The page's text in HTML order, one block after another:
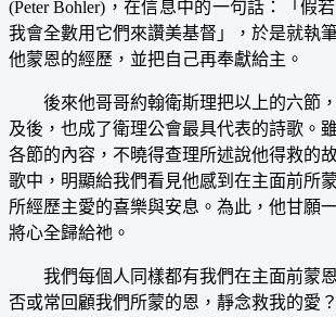
(Peter Bohler)，在信息中的一句話：「假
我會全數用它們來讚美基督」，於是就執
他蒙恩的經歷，並把自己再奉獻給主。
後來他哥哥約翰衛斯理把以上的六節，
及後，也成了衛理公會最具代表的詩歌。
各節的內容，不曉得查理所述說他得救的
歌中，明顯給我們看見他感到在主面前所
所經歷主愛的喜樂與安息。為此，他甘願
將心全歸給祂。
我們每個人同樣都有我們在主面前蒙恩
否或常回顧我們所蒙的恩，靜念救我的愛